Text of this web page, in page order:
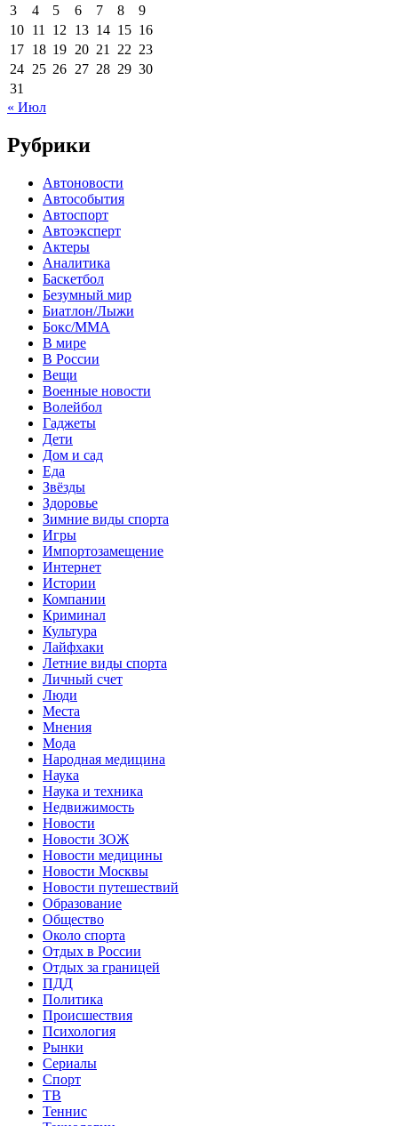
3
4 5 6 7 8
9
10 11 12 13 14 15 16
17 18 19 20 21 22 23
24 25 26 27 28 29 30
31
« Июл
Рубрики
Автоновости
Автособытия
Автоспорт
Автоэксперт
Актеры
Аналитика
Баскетбол
Безумный мир
Биатлон/Лыжи
Бокс/MMA
В мире
В России
Вещи
Военные новости
Волейбол
Гаджеты
Дети
Дом и сад
Еда
Звёзды
Здоровье
Зимние виды спорта
Игры
Импортозамещение
Интернет
Истории
Компании
Криминал
Культура
Лайфхаки
Летние виды спорта
Личный счет
Люди
Места
Мнения
Мода
Народная медицина
Наука
Наука и техника
Недвижимость
Новости
Новости ЗОЖ
Новости медицины
Новости Москвы
Новости путешествий
Образование
Общество
Около спорта
Отдых в России
Отдых за границей
ПДД
Политика
Происшествия
Психология
Рынки
Сериалы
Спорт
ТВ
Теннис